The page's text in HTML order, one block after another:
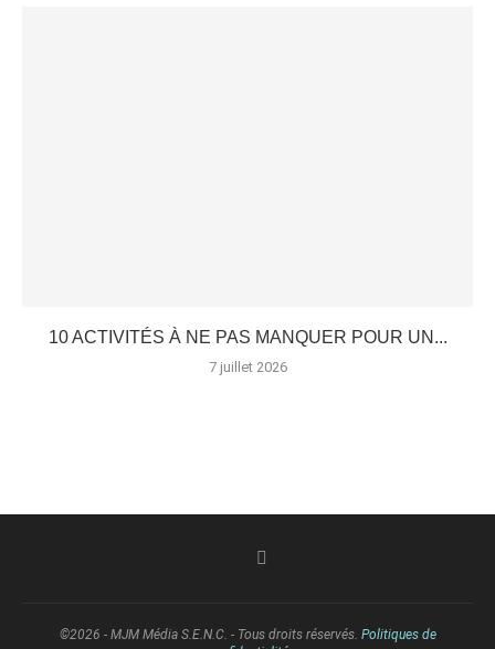
10 ACTIVITÉS À NE PAS MANQUER POUR UN...
7 juillet 2026
©2026 - MJM Média S.E.N.C. - Tous droits réservés. Politiques de